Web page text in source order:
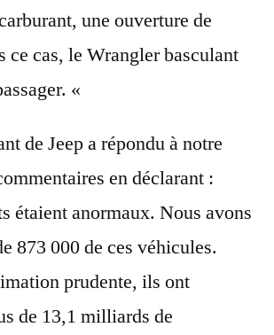
une ouverture de
ce cas, le Wrangler basculant
«
de Jeep a répondu à notre
en déclarant :
étaient anormaux. Nous avons
873 000 de ces véhicules.
prudente, ils ont
de 13,1 milliards de